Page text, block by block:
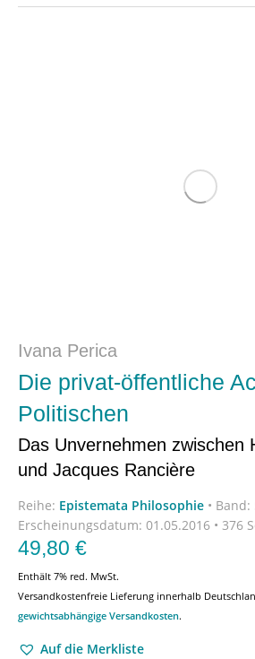
Ivana Perica
Die privat-öffentliche
Politischen
Das Unvernehmen zwischen
und Jacques Rancière
Reihe: Epistemata Philosophie • Band:
Erscheinungsdatum: 01.05.2016 • 376
49,80 €
Enthält 7% red. MwSt.
Versandkostenfreie Lieferung innerhalb
gewichtsabhängige Versandkosten.
Auf die Merkliste